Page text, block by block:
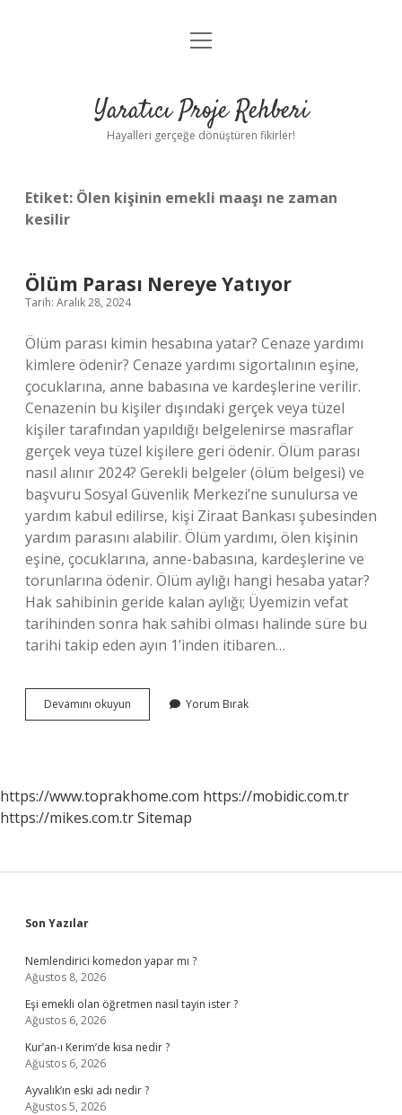
Anasayfa
Yasal Uyarı
menüyü
Yaratıcı Proje Rehberi
Hayalleri gerçeğe dönüştüren fikirler!
Etiket: Ölen kişinin emekli maaşı ne zaman
kesilir
Ölüm Parası Nereye Yatıyor
Tarih: Aralık 28, 2024
Ölüm parası kimin hesabına yatar? Cenaze yardımı
kimlere ödenir? Cenaze yardımı sigortalının eşine,
çocuklarına, anne babasına ve kardeşlerine verilir.
Cenazenin bu kişiler dışındaki gerçek veya tüzel
kişiler tarafından yapıldığı belgelenirse masraflar
gerçek veya tüzel kişilere geri ödenir. Ölüm parası
nasıl alınır 2024? Gerekli belgeler (ölüm belgesi) ve
başvuru Sosyal Güvenlik Merkezi’ne sunulursa ve
yardım kabul edilirse, kişi Ziraat Bankası şubesinden
yardım parasını alabilir. Ölüm yardımı, ölen kişinin
eşine, çocuklarına, anne-babasına, kardeşlerine ve
torunlarına ödenir. Ölüm aylığı hangi hesaba yatar?
Hak sahibinin geride kalan aylığı; Üyemizin vefat
tarihinden sonra hak sahibi olması halinde süre bu
tarihi takip eden ayın 1’inden itibaren…
Devamını okuyun
Parası
Yorum Bırak
https://www.toprakhome.com https://mobidic.com.tr
https://mikes.com.trSitemap
Sidebar
Son Yazılar
Nemlendirici komedon yapar mı ?
Ağustos 8, 2026
Eşi emekli olan öğretmen nasıl tayin ister ?
Ağustos 6, 2026
Kur’an-ı Kerim’de kısa nedir ?
Ağustos 6, 2026
Ayvalık’ın eski adı nedir ?
Ağustos 5, 2026